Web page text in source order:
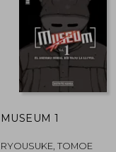
MUSEUM 1
RYOUSUKE, TOMOE